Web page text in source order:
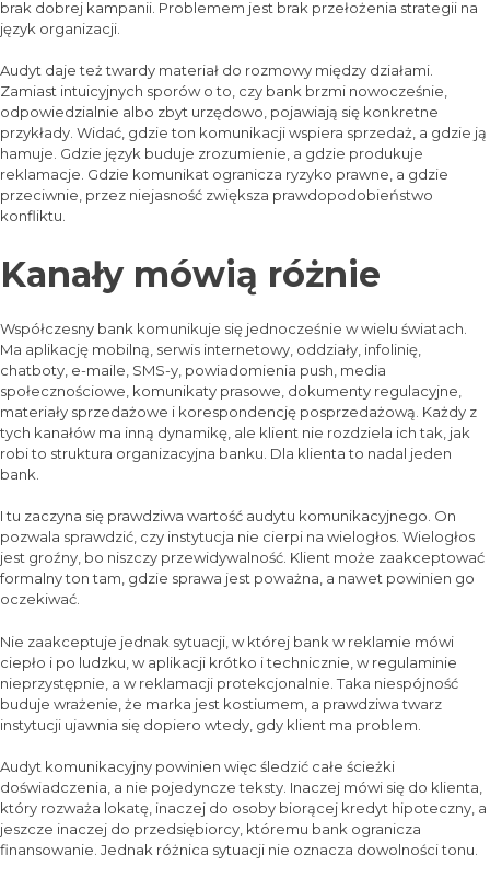
brak dobrej kampanii. Problemem jest brak przełożenia strategii na
język organizacji.
Audyt daje też twardy materiał do rozmowy między działami.
Zamiast intuicyjnych sporów o to, czy bank brzmi nowocześnie,
odpowiedzialnie albo zbyt urzędowo, pojawiają się konkretne
przykłady. Widać, gdzie ton komunikacji wspiera sprzedaż, a gdzie ją
hamuje. Gdzie język buduje zrozumienie, a gdzie produkuje
reklamacje. Gdzie komunikat ogranicza ryzyko prawne, a gdzie
przeciwnie, przez niejasność zwiększa prawdopodobieństwo
konfliktu.
Kanały mówią różnie
Współczesny bank komunikuje się jednocześnie w wielu światach.
Ma aplikację mobilną, serwis internetowy, oddziały, infolinię,
chatboty, e-maile, SMS-y, powiadomienia push, media
społecznościowe, komunikaty prasowe, dokumenty regulacyjne,
materiały sprzedażowe i korespondencję posprzedażową. Każdy z
tych kanałów ma inną dynamikę, ale klient nie rozdziela ich tak, jak
robi to struktura organizacyjna banku. Dla klienta to nadal jeden
bank.
I tu zaczyna się prawdziwa wartość audytu komunikacyjnego. On
pozwala sprawdzić, czy instytucja nie cierpi na wielogłos. Wielogłos
jest groźny, bo niszczy przewidywalność. Klient może zaakceptować
formalny ton tam, gdzie sprawa jest poważna, a nawet powinien go
oczekiwać.
Nie zaakceptuje jednak sytuacji, w której bank w reklamie mówi
ciepło i po ludzku, w aplikacji krótko i technicznie, w regulaminie
nieprzystępnie, a w reklamacji protekcjonalnie. Taka niespójność
buduje wrażenie, że marka jest kostiumem, a prawdziwa twarz
instytucji ujawnia się dopiero wtedy, gdy klient ma problem.
Audyt komunikacyjny powinien więc śledzić całe ścieżki
doświadczenia, a nie pojedyncze teksty. Inaczej mówi się do klienta,
który rozważa lokatę, inaczej do osoby biorącej kredyt hipoteczny, a
jeszcze inaczej do przedsiębiorcy, któremu bank ogranicza
finansowanie. Jednak różnica sytuacji nie oznacza dowolności tonu.